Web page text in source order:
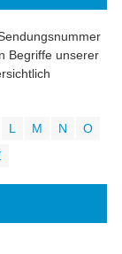
Begriffe unserer
L M N
O